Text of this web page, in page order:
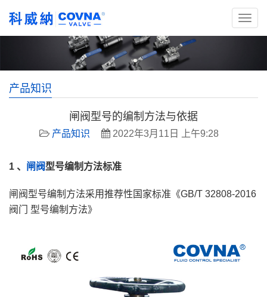
产品知识
闸阀型号的编制方法与依据
产品知识 2022年3月11日 上午9:28
1 、 闸阀型号编制方法标准
闸阀型号编制方法采用推荐性国家标准《GB/T 32808-2016
阀门 型号编制方法》